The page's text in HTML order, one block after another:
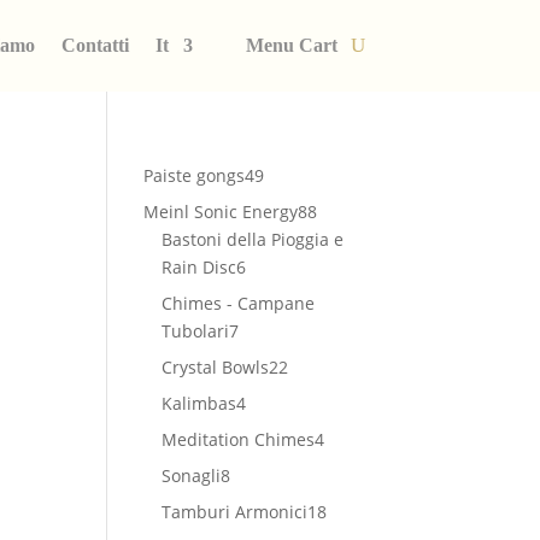
Contatti It Menu Cart
Paiste gongs4949
prodotti
Meinl Sonic Energy8888
prodotti
Bastoni della Pioggia e
Rain Disc66
prodotti
Chimes - Campane
Tubolari77
prodotti
Crystal Bowls22
Kalimbas44
prodotti
Meditation Chimes44
Sonagli88
prodotti
Tamburi Armonici1818